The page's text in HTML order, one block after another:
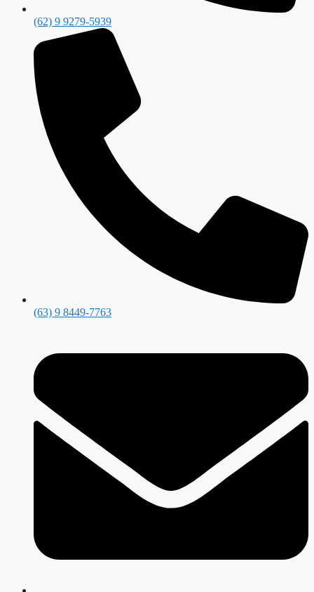
(62) 9 9279-5939
(63) 9 8449-7763